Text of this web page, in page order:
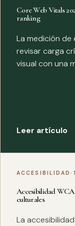
Core Web Vitals
ranking
La medición de
revisar carga
visual con una
Leer artículo
ACCESIBILIDAD ·
Accesibilidad
culturales
La